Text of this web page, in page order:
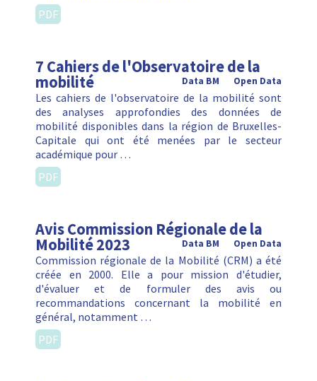
PDF
7 Cahiers de l'Observatoire de la
mobilité Open Data
Data BM
Les cahiers de l'observatoire de la mobilité sont
des analyses approfondies des données de
mobilité disponibles dans la région de Bruxelles-
Capitale qui ont été menées par le secteur
académique pour …
PDF
Avis Commission Régionale de la
Mobilité 2023 Open Data
Data BM
Commission régionale de la Mobilité (CRM) a été
créée en 2000. Elle a pour mission d'étudier,
d'évaluer et de formuler des avis ou
recommandations concernant la mobilité en
général, notamment …
PDF